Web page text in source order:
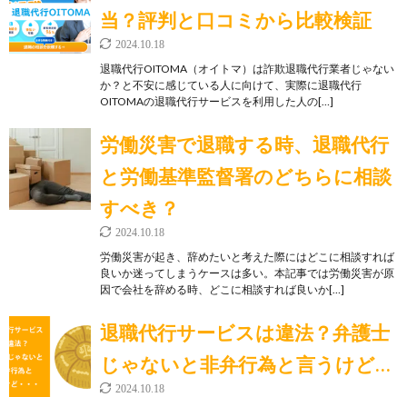
当？評判と口コミから比較検証
2024.10.18
退職代行OITOMA（オイトマ）は詐欺退職代行業者じゃない
か？と不安に感じている人に向けて、実際に退職代行
OITOMAの退職代行サービスを利用した人の[…]
労働災害で退職する時、退職代行
と労働基準監督署のどちらに相談
すべき？
2024.10.18
労働災害が起き、辞めたいと考えた際にはどこに相談すれば
良いか迷ってしまうケースは多い。本記事では労働災害が原
因で会社を辞める時、どこに相談すれば良いか[…]
退職代行サービスは違法？弁護士
じゃないと非弁行為と言うけど…
2024.10.18